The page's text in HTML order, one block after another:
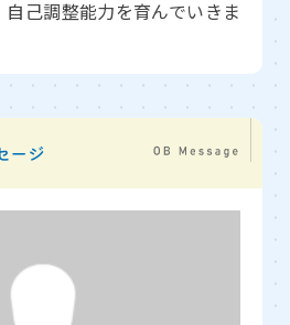
己調整能力を育んでいきま
ージ